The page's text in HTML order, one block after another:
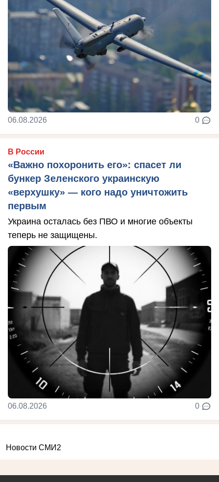
06.08.2026 0
В России
«Важно похоронить его»: спасет ли
бункер Зеленского украинскую
«верхушку» — кого надо уничтожить
первым
Украина осталась без ПВО и многие объекты
теперь не защищены.
06.08.2026 0
Новости СМИ2